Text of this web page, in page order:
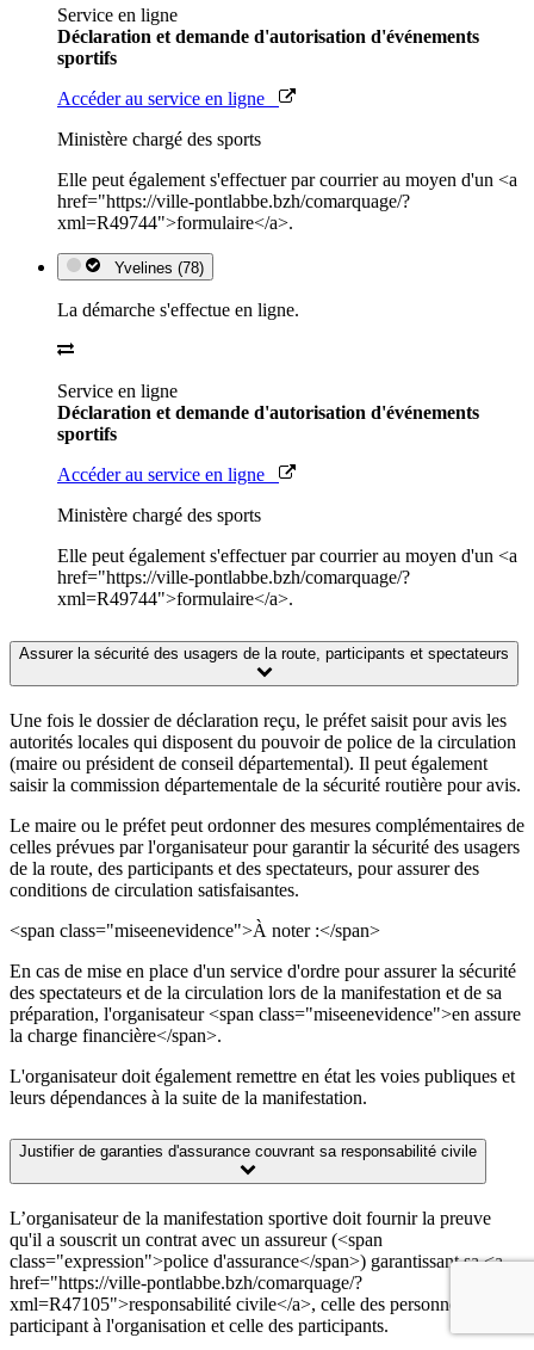
Service en ligne
Déclaration et demande d'autorisation d'événements
sportifs
Accéder au service en ligne
Ministère chargé des sports
Elle peut également s'effectuer par courrier au moyen d'un <a
href="https://ville-pontlabbe.bzh/comarquage/?
xml=R49744">formulaire</a>.
Yvelines (78)
La démarche s'effectue en ligne.
Service en ligne
Déclaration et demande d'autorisation d'événements
sportifs
Accéder au service en ligne
Ministère chargé des sports
Elle peut également s'effectuer par courrier au moyen d'un <a
href="https://ville-pontlabbe.bzh/comarquage/?
xml=R49744">formulaire</a>.
Assurer la sécurité des usagers de la route, participants et spectateurs
Une fois le dossier de déclaration reçu, le préfet saisit pour avis les
autorités locales qui disposent du pouvoir de police de la circulation
(maire ou président de conseil départemental). Il peut également
saisir la commission départementale de la sécurité routière pour avis.
Le maire ou le préfet peut ordonner des mesures complémentaires de
celles prévues par l'organisateur pour garantir la sécurité des usagers
de la route, des participants et des spectateurs, pour assurer des
conditions de circulation satisfaisantes.
<span class="miseenevidence">À noter :</span>
En cas de mise en place d'un service d'ordre pour assurer la sécurité
des spectateurs et de la circulation lors de la manifestation et de sa
préparation, l'organisateur <span class="miseenevidence">en assure
la charge financière</span>.
L'organisateur doit également remettre en état les voies publiques et
leurs dépendances à la suite de la manifestation.
Justifier de garanties d'assurance couvrant sa responsabilité civile
L’organisateur de la manifestation sportive doit fournir la preuve
qu'il a souscrit un contrat avec un assureur (<span
class="expression">police d'assurance</span>) garantissant sa <a
href="https://ville-pontlabbe.bzh/comarquage/?
xml=R47105">responsabilité civile</a>, celle des personnes
participant à l'organisation et celle des participants.